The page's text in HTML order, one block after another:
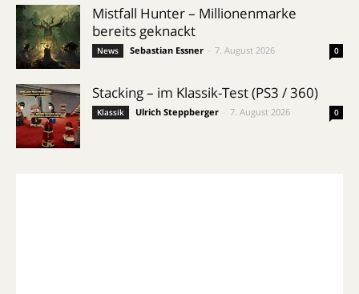
Mistfall Hunter – Millionenmarke
bereits geknackt
News Sebastian Essner 7. August 2026 0
Stacking – im Klassik-Test (PS3 / 360)
Klassik Ulrich Steppberger 7. August 2026 0